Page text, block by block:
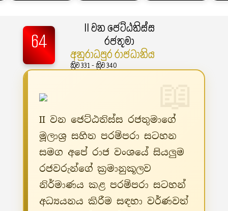
64
II වන ජෙට්ඨතිස්ස
රජතුමා
අනුරාධපුර රාජධානිය
ක්‍රිව 331 - ක්‍රිව 340
II වන ජෙට්ඨතිස්ස රජතුමාගේ
මූලාශ්‍ර සහිත පරම්පරා සටහන
සමග අපේ රාජ වංශයේ සියලුම
රජවරුන්ගේ ක්‍රමානුකූලව
නිර්මාණය කළ පරම්පරා සටහන්
අධ්‍යයනය කිරීම සඳහා වර්ණවත්